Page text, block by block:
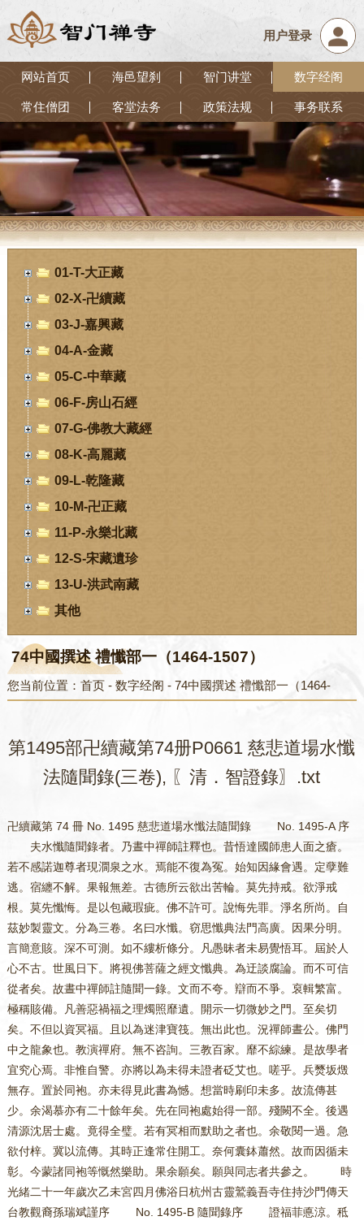
用户登录
网站首页 海邑望刹 智门讲堂 数字经阁
常住僧团 客堂法务 政策法规 事务联系
01-T-大正藏
02-X-卍續藏
03-J-嘉興藏
04-A-金藏
05-C-中華藏
06-F-房山石經
07-G-佛教大藏經
08-K-高麗藏
09-L-乾隆藏
10-M-卍正藏
11-P-永樂北藏
12-S-宋藏遺珍
13-U-洪武南藏
其他
74中國撰述 禮懺部一（1464-1507）
您当前位置： 首页- 数字经阁 - 74中國撰述 禮懺部一（1464-
第1495部卍續藏第74册P0661 慈悲道場水懺
法隨聞錄(三卷), 〖清．智證錄〗.txt
卍續藏第 74 冊 No. 1495 慈悲道場水懺法隨聞錄 No. 1495-A 序 夫水懺隨聞錄者。乃晝中禪師註釋也。昔悟達國師患人面之瘡。若不感諾迦尊者現㵎泉之水。焉能不復為冤。始知因緣會遇。定孽難逃。宿纏不解。果報無差。古德所云欲出苦輪。莫先持戒。欲淨戒根。莫先懺悔。是以包藏瑕疵。佛不許可。說悔先罪。淨名所尚。自茲妙製靈文。分為三卷。名曰水懺。窃思懺典法門高廣。因果分明。言簡意賅。深不可測。如不縷析條分。凡愚昧者未易覺悟耳。屆於人心不古。世風日下。將視佛菩薩之經文懺典。為迂談腐論。而不可信從者矣。故晝中禪師註隨聞一錄。文而不夸。辯而不爭。裒輯繁富。極稱賅備。凡善惡禍福之理燭照靡遺。開示一切微妙之門。至矣切矣。不但以資冥福。且以為迷津寶筏。無出此也。況禪師晝公。佛門中之龍象也。教演禪府。無不咨詢。三教百家。靡不綜練。是故學者宜究心焉。非惟自警。亦將以為未得未證者砭艾也。嗟乎。兵燹坂燬無存。置於同袍。亦未得見此書為憾。想當時刷印未多。故流傳甚少。余渴慕亦有二十餘年矣。先在同袍處始得一部。殘闕不全。後遇清源沈居士處。竟得全璧。若有冥相而默助之者也。余敬閱一過。急欲付梓。冀以流傳。其時正逢常住開工。奈何囊鉢蕭然。故而因循未彰。今蒙諸同袍等慨然樂助。果余願矣。願與同志者共參之。 時 光緒二十一年歲次乙未宮四月佛浴日杭州古靈鷲義吾寺住持沙門傳天台教觀裔孫瑞斌謹序 No. 1495-B 隨聞錄序 證福菲悳涼。秪可結菲裹足。緣慳智澀。尤宜閇戶薶頭。悔徧奢之夙孽。制搖拽之心魚。涮泌水以銷?。涸蒲團而卒歲。然恐深負佛慈。虗投禪閫。且也懺社塞城。未逭烏焉亥豕。慧鏠韜匣。艱穿漆桶皮燈。茲者 悟達國師。學兼內外。識洞古今。創濯冤之懺。猶工部之詩。詞邇而旨遐。事湫而理灝。匪管見之可窺。寧野心之頗鑑。竊思。縱狂眸而藐眎。鼓頑舌而譚胸。得無舛乎聖意。褻瀆玄章。智者聞之心寒。識者覩之毛竪所以先覈兩藏之原文。次簡諸賢之疏釋。摭其確當。綴以詒芳。引住世出世之嘉言。勗已信未信之良友。妄廼捐衣鉢以壽梓。藉檀那而贊刻。啟達士善善之本懷。豁初學賢賢之雅愫。共光佛祖之徽猷。罄淨吾人之積孽。雖則智證一旹之願力。尚覬四方明喆之推敲。故敢災木。遐播殊方爾。 古苕高峰淨名菴午日證道人槃譚識 No. 1495-C 重刻水懺隨聞錄序 夫心源本自澄清。性體原無純雜。祇以一念之參差。遂致千生之謬戾。往來三界。出沒四生。靜言思之。良可慨也。是以諾迦尊者觀羣生昏憒。因示以迦摩羅疾。欲興懺文緣起。故報膝上人面瘡。將袁晁十生冤業自此消除。蜀嶺三卷懺文從茲成就。集華藏之玄文。作現生之懺悔。奈根基頑鈍者。非但未通其理。抑且不解其文。亦何從而通微合漠哉。晝中禪師慈悲念切。拯度情殷。註隨聞一錄。使禮懺者恍然於果報之不爽。毅然以改過而自新。惟是流布未普。梨棗無存。徧查名剎。書皆罕見。所存秖有法藏院訥公。雖一部流傳。奚能永固。於是勸募重刊。公諸同好。佛法為不朽云。 大清咸豐九年己未端陽日 天台教觀後學海門彥淨謹識 武林後學闡宗校對 No. 1495-D 晝中禪師釋水懺敘 夫真性如如。罪福胡有必命。揀罪揀福。是眼中著屑。鏡上安塵。旨哉毗婆佛言。罪福皆空。毗舍浮言。罪福如幻。拘那含佛言。能知罪性空。諦觀 七佛偈。真懺法之鼻祖也。水懺作于悟公。抑又何歟。公在漢為袁子恐。因七國稱兵。建議殺晁錯。錯歷思報復。因其世為高僧。無隙可抵。適今為國師。受享過隆。遂得附膝為人面瘡。痛楚徹髓。盧扁莫治。示名利不宜貪著。為後來知識之戒矣。悟公憶異僧語。尋至茶隴雙松處。命以巖泉濯之。立愈。後因作水懺。此載本傳甚悉。若是建天下之大計。必犯天下之大難。而排天下之大患。必蒙天下之大疑。盎之與錯。兩可無憾。胡為乎復索償。方錯議削七國時。其父已憂之云。劉氏安矣。如晁氏何。豈其父亦有殺錯之心哉。及吳楚發難。盎遂不惜一人。以謝七國。亦心乎為劉氏耳。庸暇為晁氏計乎。噫事可鑒矣。向嘗執經生見。謂罪原不可懺。罪而可懺。待為亂臣賊子作護身符矣。今參佛乘。是義不然。使罪不可懺。是絕天下自新之路。而見性無期。佛命亦幾殞滅。如彼衣垢。必資裕浣。浣去衣存。垢復何在。悟公作此懺。真有利於後世。今 晝公之疏此懺。大有功于今人。宜其勤勤闡譯急付之欹厥氏也。但佛說見聞非見聞。則掃盡疑團。不留剩義。是知罪原無相。懺本無住。併疏亦非詮吾願閱隨聞錄者。當作如是觀。 金沙佛弟子 大貞 書 No. 1495-E 慈悲水懺序 (序。緒也。如繭之得緒。盡一繭之絲。懺之得序。盡知一懺之旨。序主姓名莫稽)。 竊謂聖教。經律論藏。譯席所翻之外。爾後羣賢製作。未有無所感而為之者乎。 (竊。私竊也。未彰于口。先私心念之。大聖之教。分經律論三藏。經詮理智。律詮戒行。此外喆人所作。大抵遇事感心者多。生下即此等言)。 若條陳枚舉。品別而言。未易紀極。即此靈文而曰水懺者。請言其由。 (逐欵而陳。每事而舉。品類別開。難窮其數。就此靈驗之懺。請試言其端由耳)。 昔唐懿宗朝。有悟達國師知玄者。 (唐。代名。李淵叔悳之後。出製懺旹也。懿宗。能信三寶之帝主。禮悟達為。師者。國師之號。由是而興。悟達。號也。知玄。諱也)。 未顯時。嘗與一僧邂逅於京師。忘其所寓之地。 (資參時。曾與異僧休夏王都。不期而會。其邸地則忘之矣)。 其僧乃患迦摩羅疾。眾皆惡之。而知玄與之為隣。時時顧問。略無厭色。 (迦摩羅疾。惡病也。大痲瘋。故眾人皆厭之。此聖僧示現惡疾。一試達老之心。二示將禍之兆。為隣。所謂隣單也。久而益勤。解苦之端。玄獨憐之。時為將理)。 因分袂。其僧感其風義。祝之曰。子向後有難。可往西蜀彭州茶隴山相尋。其山有二松為誌。 (解制各別。病僧感其高風道義。知達公後必有難。故祝之。向後有難者。他日必有榮遇。夙障自發也。西蜀。省名。今四川。彭州。州名。茶隴山。一曰九隴山。此異人現比丘身度生。及出達老脫苦處也。相尋。互相尋訪。患必療治。長松二株。豎出雲表。誌。謁也)。 後悟達國師居安國寺。道德昭著。 (長安安國寺。學識既富。洪闡法筵。聲德光顯。此出致榮之繇。下出昭著之實)。 懿宗親臨法席。賜沉香為法座。恩渥甚厚。 (咸通十二年。上幸安國寺。以沉香諸寶為法座。署為國師。故曰恩渥甚厚)。 自爾忽生人面瘡於膝上。眉目口齒俱備。每以飲食餧之。則開口吞啖。與人無異。徧召名醫。皆拱手默默。 (爾。疊恩渥甚厚句。人面。總說。眉。目。口。齒。別明。既具口齒。飲食自受。餧。飤之也。啖。食也。既生此瘡。必大苦痛。徧召明醫。莫之或治。惟拱手無言。眼定口默而已。時本無異下。有其痛苦不可勝言七字)。 因記昔日同住僧之語。竟入山相尋。值天色已晚。彷徨四顧。乃見二松於烟雲間。信期約之不誣。 (記。追思也。因名醫拱手。無可救藥。廼追憶未顯時患僧之語。遠詣成都茶隴山。當天色正晚。四望無他。惟長松蒼翠。逈出烟雲。多年之期。千里之約。信不謬也。言與境而雖符。達共迦而未偶)。 即趨其所。崇樓廣殿。金碧交輝。其僧立於門首。顧接甚懽。因留宿。遂以所苦告之。彼云無傷也。巖下有泉。明旦濯之即愈。 (趨。急入也。客僧速入。主僧候門。迴顧接迓。甚為懽忻。因而留宿。詢問來因。廼以惡疾。仰白聖僧。迦曰。無妨。此巖之下。有泌其泉清湛映心。詰朝浣之速瘥。濯。洗也。泉。即三昧水)。 黎明。童子引至泉所。方掬水間。其人面瘡遂大呼。未可洗。公識達深遠。考究古今。曾讀西漢書袁盎晁錯傳否。曰。曾讀。既曾讀之。寧不知袁盎殺晁錯乎。公即袁盎。吾即晁錯也。錯要斬東市。其冤為何如哉。 (掬。兩手捧水也。瘡遂大呼。口吐人言也。未可洗。欲訴瘡由也。漢景帝時。吳楚等七國反。以景帝之削其地也。宛不知殺晁錯也反。不殺亦反。而袁盎與錯竝為相。盎嫉錯。說景帝曰。請退左右。錯當趨避東廂。心知盎之進言。則時人呼錯為智囊。可驗已。後錯果腰斬于東市。此舌劒殺人之冤也。冤重恨深。不能相忘。故下有文累世求報云云)。 累世求報于公。而公十世為高僧。戒律精嚴。報不得其便。今汝受人主寵遇過奢。名利心起。於德有損。故能害之。 (多生求報前冤。因世世相繼持守淨戒。仇不可復。故報不得便。戒神護蔽故。下出得報之由。遇。犹相待也。人主寵遇。即前親臨法席。賜沉香座。署為國師。過于奢侈。名韁利鏁既纏精嚴戒德有損。方能加報。故云害之。應知享福是損德之魁。造惡是致苦之本。欲求出世。須精律行。不但怨不可結日用尤宜惜福)。 今蒙迦諾迦尊者洗我以三昧法水。自此以往。不復與汝為冤矣。 (迦諾迦。尊者之號。出自瘡口。所謂異僧也。三昧水。即慈悲心中三昧之水。由此水故。洗去積世挾怨垢心。自後兩釋無憾。可知昔日患僧。為達公而現。迦摩羅疾。為達公而示。苟無此舉。達老之冤何由釋。水懺何由興。可知事必有繇耳)。 悟達聞之。凜然。魂不住體。連忙掬。 (連忙掬。時本作急握)。 水洗之。其痛徹髓。絕而復甦。覺來其瘡不見。 (絕而復甦。死而更生也。怨心剋骨附體。由佛法猛力解除。畢竟解脫。既得再生。膝復如故)。 乃知聖賢混跡。非凡情所測。再欲瞻敬。回顧寺宇。不可復見。 (自同童子汲泉。再欲瞻禮。重回顧寺。無能再見。應知不特迦諾迦為達老而混跡塵寰。達老亦不過為眾生而示患。往昔現宰官身造惡因。今日現比丘相償殺報。且隔十世。報在剎那。示因果不昧也。及其解脫。瘡也。諾迦也。童子也。寺宇也。悉叵復見。俱成夢幻。然梵宇。未甞無也。現者雖沒。新者繼興)。 因卓菴其所。遂成招提。迨我宋朝。 (騐知序主宋時人)。 至道年中。賜名至德禪寺。有高僧信師古。作記紀其事甚詳。 (就山樹剎。表向所現之崇廣者雖沒。而招提又傑然新出矣。迨。及也。至道。年號也。是年勅賜招提。額曰至悳禪寺。信師古。未攷)。 悟達當時感其殊異。深思積世之冤。非遇聖人。何由得釋。因述為懺法。朝夕禮誦。 (遇字。應前顧接字。誅茆結菴。製懺禮誦。忘名利。鑠人我。以了餘生。深培道種。述者。撮大藏之綱要。成雪罪之懺文也)。 後傳播天下。今之懺文三卷者。乃斯文也。葢取三昧水洗冤業為義。命名曰水懺。此悟達感迦諾迦之異應。正名立義。報本而為之云耳。 (因懺文緊峭。章句字法鮮嚴。詞可以醒人。事足以警聽。故傳播天下後世也。葢取下。出立名之由。為之作水懺也)。 今輒敘夫故實。標顯先猷。庶幾開卷若禮若誦者。知前賢事跡之有端由。歷劫果因之不昧也。 (序主自言。擅敢敘夫舊時實事。標明先代嘉猷。庶幾令末世有緣。得遇此懺者。稱名瞻禮跪誦悔文〔減〕罪增福。亦麤知唐賢達老。始而風義動人。中而人主寵厚。及宿冤得便。乃至脫苦。卓菴述懺。各有端由頭緒。因果不昧。以警後世之妬賢嫉能。舌劍傷人之必有定報也。戒之哉)。 讚佛偈 (見佛必須伸讚。表歸投恭敬之誠。為成佛因默具于心。朗彰乎口。令有緣得聞。皷其宿因亦身心歸投。彼此兼益。於道日增。善友日多。於惡日減。斯讚佛偈可缺乎。應釋之)。 大慈大悲愍眾生。 (二句。美成佛之因。慈。悲。喜。捨。菩薩所具四無量心也。四皆無量。故皆曰大。又聲聞行。四等未能實益眾生。今菩薩行。四等實能普利故。慈能與樂。不止在一時。一處。一眾生。縱歷無量時。無量處。度無量眾生。與無量樂。隨眾生欲。如日垂影。如母應子。而此與樂之心。不休不息。直令眾生得大涅槃中四樂。故曰大慈耳。大經云。調心莫如調嗔。譬如家犬。不畏于人。山林野鹿。見人怖走。嗔心難去。如守家犬。慈心易失。如彼野鹿。又如畫石。其文常存。畫水速滅。勢不久住。嗔如畫石。諸善根本。如彼畫水。又如大火聚。其明久住。電光之明。不得暫停。嗔如火聚。慈如電光。是故此心。難得調伏。又云一切佛法。如三十七助等。及知他心智。諸神通。知本際智。聲聞智。緣覺智。菩薩智。佛智等法。皆與慈為根本。以慈即如來。即大椉。即菩提道。即大梵。即一切眾生父母。即不可思議諸佛境界。即眾生佛性等。又慈即是常。常即是法。法即是僧。僧即是慈。慈即如來。即一切菩薩無上之道。即甘露。具如經中說。乃至云達多教闍王放醉象蹹殺佛及弟子。佛入慈定。于五指出五師子。象見。心怖失糞。舉身投地。敬禮佛足。乃是修慈善根力。故令彼調伏○大悲者。悲能拔苦。其救苦之心。於時處眾生。悉皆無量。隨眾生所遭逆境。所欲脫者。悉皆㧞之如援溺之手。拔疔之藥。而此拔苦之心。常精常進。追斷眾生二種生死之苦而後已。眾生生死不息。悲心不休。眾生苦海甚大。故佛菩薩之悲心亦大也。苦言㧞者。苦從前生惡惑種來。業水恒滋。苦根深入。徹骨徹髓。如油入麫。如釘入木。既久且紐。非大士無量悲心之力。何以㧞而出之○世間父母。亦有慈悲愛惜兒孫。止於一世。子若不孝。背恩違義。則心生恚恨。慈心薄少。故不名大。諸佛菩薩。慈心不爾。見苦眾生。悲心益重。乃至入于五無間獄。大火輪中。代諸眾生受無量苦。如是慈悲。過於父母無量無邊。故名為大○愍眾生者。愍。是哀愍。憐惜之謂。眾生。對諸佛言。十法界中。除佛法界。俱名眾生。唯佛不墮諸數故。菩薩正斷塵沙。即等覺地。尚有生相無明。聲聞緣覺。無明二字。尚未夢見。六道眾生。父母與己三緣和合。乃至五陰四大眾法共生故名眾生。又土木金石等無情眾生。因宿生修偏枯死定。故墮無知。諸佛為菩薩時。亦發願度之。成圓滿寶覺。故曰情與無情。同圓種智)。 大喜大捨濟含識。 (喜。是慶己慶人。皆離苦得樂也。捨者。內外二財悉施于人也。乃至憎愛心。冤親想。度生念。涅槃樂。如此心想樂念。于大圓鏡智中。略無纖毫影子。故二俱名大耳。濟。是濟渡。言用此四無量心。為渡苦海之巨航。博濟眾生。同到彼岸也。含識者。含靈抱識。六趣四生也。大經云。四無量心。能令無量無邊眾生發菩提心。是故菩薩繫心親近。行人了知一切眾生皆歸一道。一道者。大椉也。心地觀云。大慈等四法。能生一切福德智慧。利益安樂無量眾生。速證菩提○已上二句。首四字。是能度。末二字。是所度。愍濟二字。雙兼能所。總明諸佛因中感報之由竟)。 相好光明以自嚴。 (此明繇因所剋之果也。佛有三身。謂法報化。法身無形。故不得見。唯佛與佛乃能究盡。今所讚者。報應二身。並有麤細三十二相。八十種好。及八萬四千光明故。以。因也。自。非自他之自。乃自然之自也。緣因四心。皆得無量。皆已究竟。故致果上相好光明。三者皆得自然而然。不假神力。任運莊嚴。致人天之禮敬也)。 眾等志心歸命禮。 (前三句。讚佛之妙因妙果。可敬可承。此句明竭誠以作結。眾。對獨言。單己曰獨。三人為眾。乃至十百千萬。即名大眾也。等者。平等一心。無能所等異念。以一會大眾。皆運至心。深患生死苦樂涅槃樂故。志者。意念耑一也。志心者。一心向佛。更無異想也。梵語南無。此云歸命。亦云歸身。葢自反為歸。以佛非心外之佛。乃自心本佛。今歸投大覺。即反本有之覺心也。由見即心之佛。具足無量慈悲喜捨。普被眾生。深感于衷。故齊捐身命。專心志意而歸投焉。是即血肉幻妄之軀。覿體便成金剛不壞之體。即識心連持之命。而成佛果智慧之命也。禮。謂敬禮。凡夫以大聖為師。必須五體投地。尊敬作禮也。此句含蓄甚妙。收盡上三句。眾字。合上眾生含識。等字。合上慈悲喜捨四心俱大。志心字。合上愍濟。歸命字。合上相好光明。禮字。合上以自嚴。既達乎理。又通於文。自發智慧。如斯運禮。其功德可涯量哉)。 啟運慈悲道場懺法。 (啟。開也。佛法心三。皆有開義。先達遺此懺法。有文可覽。理可會故。令人開卷得益。生慶幸想。是法開義。又此懺雖係文字語言。其寔先聖本意。在開示悟入眾生佛之知見。即文言是真淨妙法。覺本自心是佛開義。既知佛法二義。便知有事懺理懺。大乘小乘。懺法雖殊。不外自悔。一念真淨妙心。立地心華發明。見自心本佛度生真體。是心開義。果得此三義。何患教不明。禪不透哉。故昔慈恩懺主。從修懺處悟明心體運。默轉也。謂默轉慈悲之想。廣利羣生。彼此得益。方成大椉懺法也。道場二字。有事有理。事即阿蘭若。香華燈燭等莊嚴。及見相稱名等。理則清淨心中普運慈悲。即空假中等。懺者。具云懺摩。此云悔過。懺云陳露先罪。悔云改徃修來。謂之斷相續心。一斷永不復造。又懺。謂止斷未來非。未作之罪。不敢更作等。悔。謂自耻心于往犯。已作之罪。願乞除滅等。法者。執持義。軌。謂軌生物解。如上佛法心三義等。持。謂任持自性。令人知此懺法。自性本具。自性清淨。亦知罪無自性。罪性本空。空不透脫。須仗佛力。今以懺法。成範列左)。 懺具十法。 (一。明信因果。二。生重怖畏。三。深起慚愧。四求滅罪方法。五。發露先罪。六。斷相續心。七起護法心。八。發大誓願。度脫眾生。九。常念十方諸佛。十觀罪性無生)。 懺悔三義。 (一。立懺悔名。首伏白黑。改往修來。慚愧等名。二。示懺悔處。別教以次第三觀為處。圓教以妙三觀為處。三。作懺悔法。身口意三依法)。 又復應知大小二椉。各有三種懺悔。大椉三者。一。作法懺。 (身口依法。稽顙求哀等儀有五法。一。袒右肩。二。右膝著地。三。至心合掌。四頭面禮足。五。說己罪名)。 二。取相懺。 (心有目想。相起為期等)。 三。無生懺。 (一向攝念。罪福無主。法華。方等。般若。各有事儀。要制期限。方等十二夢王。菩薩戒見光見華等為助。端坐念寔相為正)。 小椉三者。一。作法。 (經藏。輕重俱許懺。律不許夷。但許下四)。 二。取相。 (阿含犯欲。作蛇口想。罪即滅等)。 三無生。 (析法空觀)。 一心歸命三世諸佛。 (一。是純一。精專之謂。即志心意。夫懺悔雖重在行人自心一念竭誠豁然開悟。然必藉諸佛愍濟默佑。故要一心歸命。過現未為三世。生下八佛名。梵語佛陀。此云覺者。佛是主義。體即無漏五蘊假者也。覺體是慧。覺察斷障。覺照真俗。自覺覺他。覺行圓滿。如次配凡夫二椉菩薩。唯如來獨到彼岸。跨十方而為主。握五性以稱師。三覺圓明。故名為佛。三世諸佛。是標。下列號。若知三世一時。便知三身一體)。 南無過去毗婆尸佛。 (南無。此云歸身。亦云歸命。以凡身歸聖身。所以有為身。證無為體。且轉八識命。歸智慧命耳。過去二字。應冠到毗舍浮上。以三佛皆過去劫教主故。毗婆尸。一名維衛。此云勝觀。人壽八萬歲時出世。釋迦於空王佛所。發菩提心。後於是佛出世。三僧祇滿。故居七佛之首。壽八十千劫。此及下二佛。皆剎利家生。皆姓拘隣。此佛于波吒羅樹下得無上菩提。三集聲聞。第一弟子。一名吉沙。二名看茶。侍者名無憂。子名成陰。父名槃頭。母名槃頭意。城名槃頭。付法偈云。身從無相中受生。猶如幻出諸形像。幻人心識本來無。罪福皆空無所住。乃過去莊嚴劫。第九百九十八尊佛也)。 南無尸棄佛。 (尸棄。此云持髻。人壽七萬歲時出世。又名式棄。大論翻火依。其種姓同前。于芬陀利樹下證果。亦三集聲聞弟子。一名勝。二名自在。侍者名離畏。子名不可量。父名鉤那。母名勝。城名阿樓那䟦提。過去三十一劫出世。彼劫復有毗舍浮佛。自後無量劫空過無佛。至賢劫中有四佛。即拘留孫以至釋迦也。付法偈云。起諸善法本是幻。造諸惡業亦是幻。身如聚沫心如風。幻出無根無實性。過去莊嚴劫。第九百九十九尊佛也)。 南無毗舍浮佛。 (毗舍浮。此云徧一切自在。壽二千劫。種姓同前。娑羅樹下得果。再集聲聞。第一弟子。一名星宿。二名上。侍者名寂。子名善智。父名阿樓那天子。母名稱意。城名隨意。偈曰。假借四大以為身。心本無生因境有。前境若無心亦無。罪福如幻起亦滅。過去莊嚴劫。第一千尊佛也)。 南無拘留孫佛。 (拘留孫。此云所應斷。又云作用。壽命十四小劫。此及下二佛。皆婆羅門種。皆姓迦葉。憂頭跋樹下得果。一集聲聞。第一弟子。一名疾。二名力。侍者名智。子名上。父名功德。母名廣。彼天子名無畏。城亦名無畏。付法偈曰。見身無實是佛身。了心如幻是佛幻。了得身心本性空。斯人與佛何殊別。此乃現在賢劫第一尊佛。初減人壽六萬歲時。出成佛道。為賢劫千佛之首)。 南無拘那含牟尼佛。 (拘那含牟尼。此云金寂仙。大論名迦那迦牟尼。秦言金仙。壽命三十小劫。于尸利沙樹下得果。一集聲聞。第一弟子。一名活。二名毗頭羅。侍者名親。子名勝。父名大悳。母名難勝天子名莊嚴。城亦名莊嚴。偈云。佛不見身知是佛。若實有知別無佛。智者能知罪性空。坦然不怖于生死。此現在賢劫第二尊佛也。次減人壽四萬歲時出成佛道)。 南無迦葉佛。 (迦葉。此云飲光。壽二十小劫。于尼拘律樹下得果。第一聲聞弟子。一名輸那。二名頗羅墮。侍者名迦。天子名導師。父名淨德。母名善財。天子名知使。城亦名知使。即波羅奈城是也。偈曰。一切眾生性清淨。從本無生無可滅。即此身心是幻生。幻化之中無罪福。此現在賢劫第三尊佛。人壽減至二萬歲時。出成正覺。當賢劫中第九小劫)。 南無本師釋迦牟尼佛。 (目法化生。現在歸依。故云本師。第二劫滿。遇然燈佛。第三大劫滿。正當治世。號釋迦牟尼。此云能仁寂默。惟能仁故。不住涅槃。徧入塵勞度生。惟寂默故。不淪生死。常住涅槃自在。壽期一百年。亦剎利家生。姓瞿曇。太子時。名悉達。此云一切義成。世出世間之義。皆成就故。于阿說他樹下得果。一集聲聞。第一弟子。一名舍利弗。二名目犍連。侍者名慶喜。子名羅睺羅。父名輸頭檀王。母名摩訶摩耶。城名迦毗羅。又能仁者。仁慈化導。利他之號。寂默者。自在證真。利己之稱。付法偈云。法本法無法。無法法亦法。今付無法時。法法何曾法。是賢劫第四尊佛也。人壽百歲時出世。欲知增減者。人壽八萬四千歲。過百年減一歲。減至十歲。又過百年。增一歲。乃至增到八萬四千歲。如是一增一減。為一小劫。如是二十番增減。為一中劫。八十小劫。為一大劫。當知一增一減。計一千六百八十萬年。住劫初至第九減劫。人壽百歲時。該一萬五千一百一十九萬年。減至十歲。猶有一萬年在後。可知)。 南無當來彌勒尊佛。 (前佛是三世中過現。此當未來治世。故云當來。彌勒一譯旃怛麗。此云慈氏。姓也。阿逸多。此云無能勝。名也。現在知足內院說法。後降生堪忍界。翅頭末國城中。大婆羅門家。托胎長成身長三十二丈。胸廣十丈。面長五丈。人壽皆八萬歲。身長一十六丈。相貌端嚴。衣食化生不須勞苦。七寶滿藏。無人視之。無灾患寒暑盜賊諸不吉祥事。于華林園內。龍華樹下而成正覺。住劫內。第十小劫。人壽八萬四千歲。減至八萬歲時出。三會度人。初會度九十九億聲聞。第二會度九十六億聲聞。第三會度九十三億聲聞。禮懺必先七佛。如世間立宗祖之七廟也。如世弟子。孝順七世父母故。凡禮佛。必須觀想。心役名運。身由觀顯。觀即一心空假中。身即一身法報化。想禮佛偈。作觀頂禮。人根。有利鈍之殊。慧心。分淺深之異。佛身及德。不可思議。於行人心。隨力隨分而想觀之。福不唐捐。如飲海水。各令飽滿。故應于禮佛之次。攝心入觀。諦想成就。即得諸佛現前三昧。以我有限之身心。運無窮之企想。必期自他雙利。而懺迴向菩提。道無不剋。慈無不廣者矣)。 讚法偈。 (佛是能證。法是所證。能證。既已伸讚。所證豈得默然。良以龍證繇所證得尊。所證緣能證方顯。是故其次以偈歎法)。 無上甚深微妙法。 (連以三義歎法。法字。承上三義。初無上法者。佛法最上。更無一法可以加之。故能證諸佛。謂之無上士。所證之法。謂之無上法。超等覺故。等覺名有上士。如須彌卓逈。落羣峰之峻故。甚深法者。佛法最深更無一法能徹其源。非權椉菩薩及二椉等所能窺測。譬如大海非百川之淵可比故。微玅法者。佛法理趣。幽微圓玅。不可思議。眾生第能由之。不能知之。所謂眾生日用而不知者。是即凡夫麤惡之法。全體聖人微妙之法耳)。 百千萬劫難遭遇。 (法華云。無量無數劫。空過無有佛。無佛。則無從聞法矣。故云難遭。又難遇者。經云。諸佛興出世。懸遠值遇難。正使出于世。說是法復難。是也。此句應作六句讀。一。百劫難遇。二。千劫難遭。三。萬劫難逢。四。百千劫難遇。五。百萬劫難逢。六。百千萬劫難遭。是從少至多句。總言曠劫難遇。令人生難遭想。希有心。以景慕佛法耳)。 我今見聞得受持。 (此雙承上兩句來。我今二字。承上第二句。謂如是曠劫罕遇之法。於我一介凡夫。即今忽然幸遇。慶中之慶矣。得字。承上遭遇字。由遭遇故。得見聞耳。又得字。居乎中間。雙貫